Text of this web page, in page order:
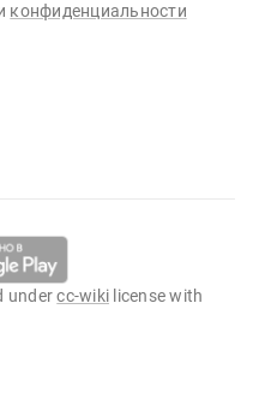
конфиденциальности
undercc-wiki license with